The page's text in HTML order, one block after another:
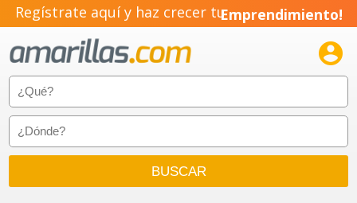
Regístrate aquí y haz crecer tuEmprendimiento!
